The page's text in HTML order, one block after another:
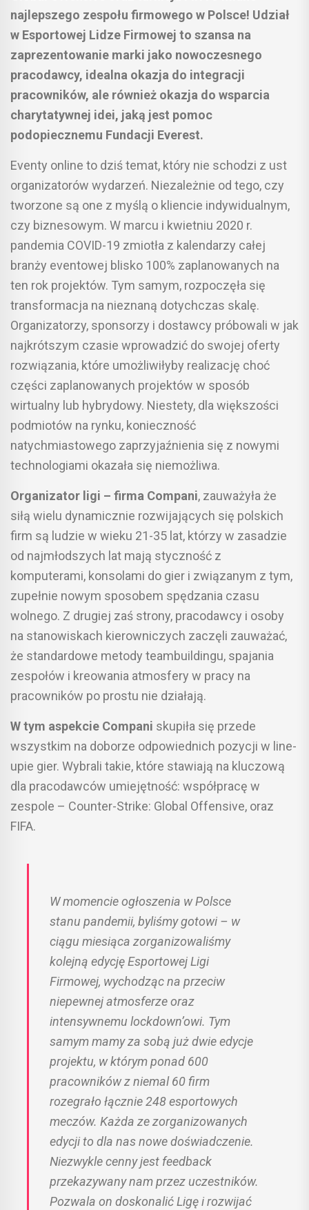
najlepszego zespołu firmowego w Polsce! Udział
w Esportowej Lidze Firmowej to szansa na
zaprezentowanie marki jako nowoczesnego
pracodawcy, idealna okazja do integracji
pracowników, ale również okazja do wsparcia
charytatywnej idei, jaką jest pomoc
podopiecznemu Fundacji Everest.
Eventy online to dziś temat, który nie schodzi z ust
organizatorów wydarzeń. Niezależnie od tego, czy
tworzone są one z myślą o kliencie indywidualnym,
czy biznesowym. W marcu i kwietniu 2020 r.
pandemia COVID-19 zmiotła z kalendarzy całej
branży eventowej blisko 100% zaplanowanych na
ten rok projektów. Tym samym, rozpoczęła się
transformacja na nieznaną dotychczas skalę.
Organizatorzy, sponsorzy i dostawcy próbowali w jak
najkrótszym czasie wprowadzić do swojej oferty
rozwiązania, które umożliwiłyby realizację choć
części zaplanowanych projektów w sposób
wirtualny lub hybrydowy. Niestety, dla większości
podmiotów na rynku, konieczność
natychmiastowego zaprzyjaźnienia się z nowymi
technologiami okazała się niemożliwa.
Organizator ligi – firma Compani, zauważyła że
siłą wielu dynamicznie rozwijających się polskich
firm są ludzie w wieku 21-35 lat, którzy w zasadzie
od najmłodszych lat mają styczność z
komputerami, konsolami do gier i związanym z tym,
zupełnie nowym sposobem spędzania czasu
wolnego. Z drugiej zaś strony, pracodawcy i osoby
na stanowiskach kierowniczych zaczęli zauważać,
że standardowe metody teambuildingu, spajania
zespołów i kreowania atmosfery w pracy na
pracowników po prostu nie działają.
W tym aspekcie Compani skupiła się przede
wszystkim na doborze odpowiednich pozycji w line-
upie gier. Wybrali takie, które stawiają na kluczową
dla pracodawców umiejętność: współpracę w
zespole – Counter-Strike: Global Offensive, oraz
FIFA.
W momencie ogłoszenia w Polsce
stanu pandemii, byliśmy gotowi – w
ciągu miesiąca zorganizowaliśmy
kolejną edycję Esportowej Ligi
Firmowej, wychodząc na przeciw
niepewnej atmosferze oraz
intensywnemu lockdown’owi. Tym
samym mamy za sobą już dwie edycje
projektu, w którym ponad 600
pracowników z niemal 60 firm
rozegrało łącznie 248 esportowych
meczów. Każda ze zorganizowanych
edycji to dla nas nowe doświadczenie.
Niezwykle cenny jest feedback
przekazywany nam przez uczestników.
Pozwala on doskonalić Ligę i rozwijać